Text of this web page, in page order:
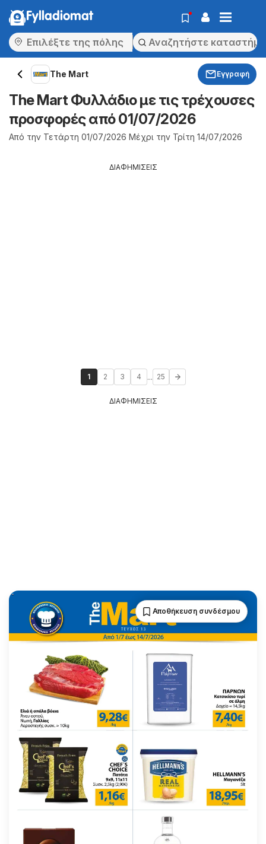
Fylladiomat
The Mart Εγγραφή
The Mart Φυλλάδιο με τις τρέχουσες
προσφορές από 01/07/2026
Από την Τετάρτη 01/07/2026 Μέχρι την Τρίτη 14/07/2026
ΔΙΑΦΗΜΙΣΕΙΣ
1 2 3 4 ... 25
ΔΙΑΦΗΜΙΣΕΙΣ
Αποθήκευση συνδέσμου